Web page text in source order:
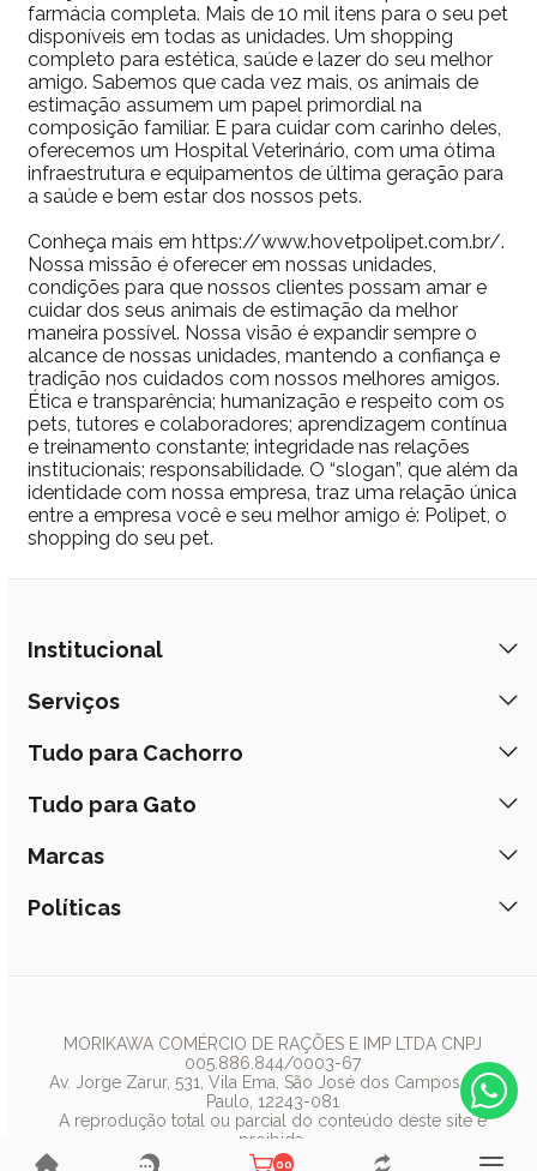
farmácia completa. Mais de 10 mil itens para o seu pet
disponíveis em todas as unidades. Um shopping
completo para estética, saúde e lazer do seu melhor
amigo. Sabemos que cada vez mais, os animais de
estimação assumem um papel primordial na
composição familiar. E para cuidar com carinho deles,
oferecemos um Hospital Veterinário, com uma ótima
infraestrutura e equipamentos de última geração para
a saúde e bem estar dos nossos pets.
Conheça mais em https://www.hovetpolipet.com.br/.
Nossa missão é oferecer em nossas unidades,
condições para que nossos clientes possam amar e
cuidar dos seus animais de estimação da melhor
maneira possível. Nossa visão é expandir sempre o
alcance de nossas unidades, mantendo a confiança e
tradição nos cuidados com nossos melhores amigos.
Ética e transparência; humanização e respeito com os
pets, tutores e colaboradores; aprendizagem contínua
e treinamento constante; integridade nas relações
institucionais; responsabilidade. O “slogan”, que além da
identidade com nossa empresa, traz uma relação única
entre a empresa você e seu melhor amigo é: Polipet, o
shopping do seu pet.
Institucional
Quem Somos
Prazos de Entrega
Fale Conosco
Lista de Desejos
Serviços
Banho e Tosa
Peça pelo Delivery
Assinatura Polipet
Tudo para Cachorro
Ração
Coleiras
Tudo para Gato
Ração
Marcas
Nexgard
Pedigree
Whiskas
Dog Chow
Royal Canin
Políticas
MORIKAWA COMÉRCIO DE RAÇÕES E IMP LTDA CNPJ
005.886.844/0003-67
Av. Jorge Zarur, 531, Vila Ema, São José dos Campos, São
Paulo, 12243-081
A reprodução total ou parcial do conteúdo deste site é
proibida.
Polipet ® 2019 - 2025 - Todos os direitos reservados.
00